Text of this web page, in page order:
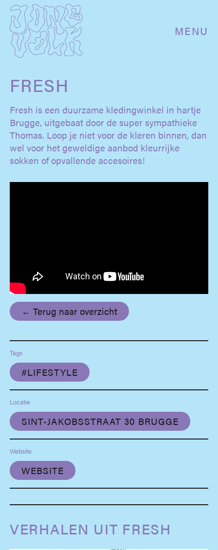
MENU
FRESH
Fresh is een duurzame kledingwinkel in hartje
Brugge, uitgebaat door de super sympathieke
Thomas. Loop je niet voor de kleren binnen, dan
wel voor het geweldige aanbod kleurrijke
sokken of opvallende accesoires!
← Terug naar overzicht
Tags
#LIFESTYLE
Locatie
SINT-JAKOBSSTRAAT 30 BRUGGE
Website
WEBSITE
VERHALEN UIT FRESH